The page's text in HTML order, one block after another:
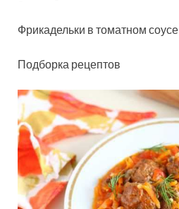
Фрикадельки в томатном соусе
Подборка рецептов